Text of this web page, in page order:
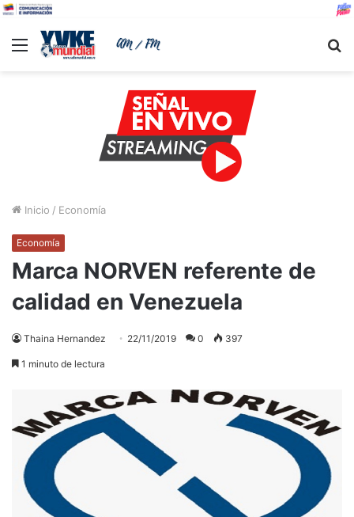
Menu
Inicio / Economía
Economía
Marca NORVEN referente de
calidad en Venezuela
Thaina Hernandez 22/11/2019 0 397
1 minuto de lectura